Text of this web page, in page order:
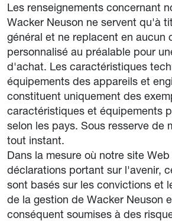
Les renseignements concernant
Wacker Neuson ne servent qu'à
général et ne replacent en aucun
personnalisé au préalable pour
d'achat. Les caractéristiques
équipements des appareils et
constituent uniquement des
caractéristiques et équipements
selon les pays. Sous resserve de
tout instant.
Dans la mesure où notre site
déclarations portant sur l'avenir,
sont basés sur les convictions et
de la gestion de Wacker Neuson
conséquent soumises à des